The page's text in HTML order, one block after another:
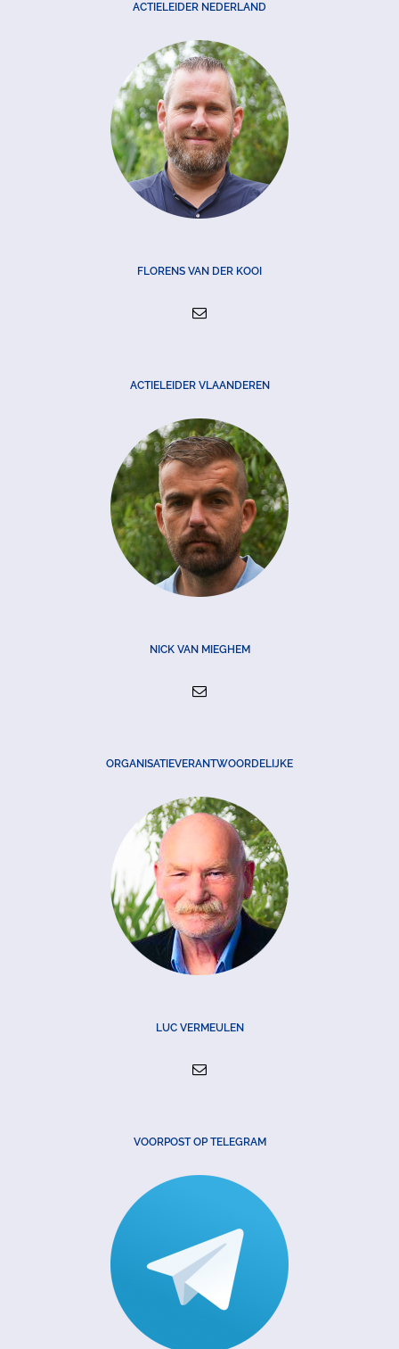
ACTIELEIDER NEDERLAND
FLORENS VAN DER KOOI
ACTIELEIDER VLAANDEREN
NICK VAN MIEGHEM
ORGANISATIEVERANTWOORDELIJKE
LUC VERMEULEN
VOORPOST OP TELEGRAM